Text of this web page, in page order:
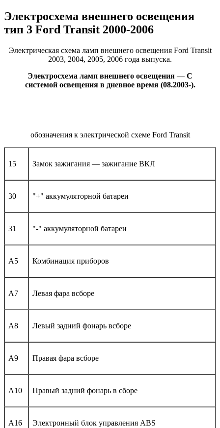
Электросхема внешнего освещения
тип 3 Ford Transit 2000-2006
Электрическая схема ламп внешнего освещения Ford Transit
2003, 2004, 2005, 2006 года выпуска.
Электросхема ламп внешнего освещения — С
системой освещения в дневное время (08.2003-).
обозначения к электрической схеме Ford Transit
15 Замок зажигания — зажигание ВКЛ
30 "+" аккумуляторной батареи
31 "-" аккумуляторной батареи
A5 Комбинация приборов
A7 Левая фара всборе
A8 Левый задний фонарь всборе
A9 Правая фара всборе
A10 Правый задний фонарь в сборе
A16 Электронный блок управления ABS